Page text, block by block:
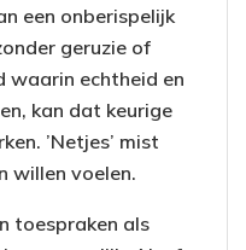
een onberispelijk
geruzie of
waarin echtheid en
kan dat keurige
’Netjes’ mist
willen voelen.
toespraken als